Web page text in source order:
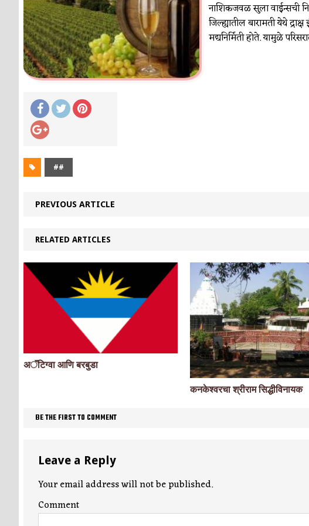
नाशिकजवळ सुला वाईन्सची
जिल्ह्यातील बारामती येथे
मद्यनिर्मिती होते. यामुळे
##
PREVIOUS ARTICLE
RELATED ARTICLES
अॅंटिग्वा आणि बरबुडा
कनकेश्वरचा श्रीराम सिद्धीविनायक
BE THE FIRST TO COMMENT
Leave a Reply
Your email address will not be published.
Comment